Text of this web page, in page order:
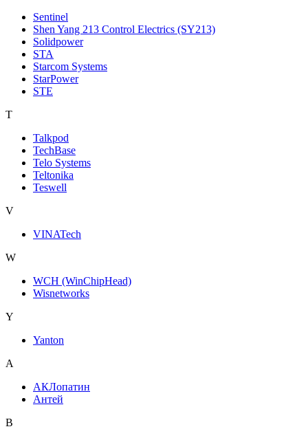
Sentinel
Shen Yang 213 Control Electrics (SY213)
Solidpower
STA
Starcom Systems
StarPower
STE
T
Talkpod
TechBase
Telo Systems
Teltonika
Teswell
V
VINATech
W
WCH (WinChipHead)
Wisnetworks
Y
Yanton
А
АКЛопатин
Антей
В